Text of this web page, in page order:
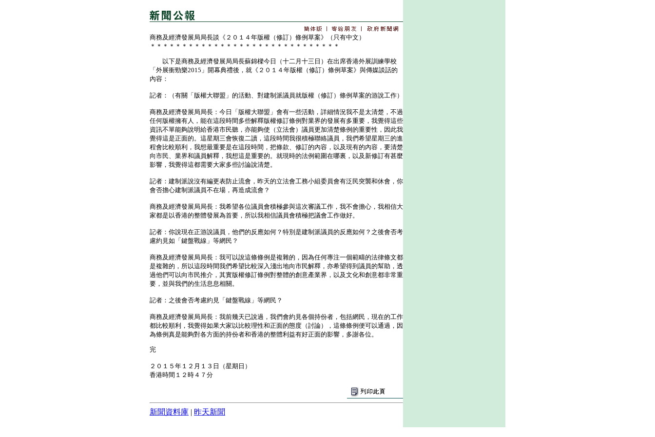
商務及經濟發展局局長談《２０１４年版權（修訂）條例草案》（只有中文）
＊＊＊＊＊＊＊＊＊＊＊＊＊＊＊＊＊＊＊＊＊＊＊＊＊＊＊＊＊＊
以下是商務及經濟發展局局長蘇錦樑今日（十二月十三日）在出席香港外展訓練學校
「外展衝勁樂2015」開幕典禮後，就《２０１４年版權（修訂）條例草案》與傳媒談話的
內容：
記者：（有關「版權大聯盟」的活動、對建制派議員就版權（修訂）條例草案的游說工作）
商務及經濟發展局局長：今日「版權大聯盟」會有一些活動，詳細情況我不是太清楚，不過
任何版權擁有人，能在這段時間多些解釋版權修訂條例對業界的發展有多重要，我覺得這些
資訊不單能夠說明給香港市民聽，亦能夠使（立法會）議員更加清楚條例的重要性，因此我
覺得這是正面的。這星期三會恢復二讀，這段時間我很積極聯絡議員，我們希望星期三的進
程會比較順利，我想最重要是在這段時間，把條款、修訂的內容，以及現有的內容，要清楚
向市民、業界和議員解釋，我想這是重要的。就現時的法例範圍在哪裏，以及新修訂有甚麼
影響，我覺得這都需要大家多些討論說清楚。
記者：建制派說沒有編更表防止流會，昨天的立法會工務小組委員會有泛民突襲和休會，你
會否擔心建制派議員不在場，再造成流會？
商務及經濟發展局局長：我希望各位議員會積極參與這次審議工作，我不會擔心，我相信大
家都是以香港的整體發展為首要，所以我相信議員會積極把議會工作做好。
記者：你說現在正游說議員，他們的反應如何？特別是建制派議員的反應如何？之後會否考
慮約見如「鍵盤戰線」等網民？
商務及經濟發展局局長：我可以說這條條例是複雜的，因為任何專注一個範疇的法律條文都
是複雜的，所以這段時間我們希望比較深入淺出地向市民解釋，亦希望得到議員的幫助，透
過他們可以向市民推介，其實版權修訂條例對整體的創意產業界，以及文化和創意都非常重
要，並與我們的生活息息相關。
記者：之後會否考慮約見「鍵盤戰線」等網民？
商務及經濟發展局局長：我前幾天已說過，我們會約見各個持份者，包括網民，現在的工作
都比較順利，我覺得如果大家以比較理性和正面的態度（討論），這條條例便可以通過，因
為條例真是能夠對各方面的持份者和香港的整體利益有好正面的影響，多謝各位。
完
２０１５年１２月１３日（星期日）
香港時間１２時４７分
新聞資料庫 | 昨天新聞